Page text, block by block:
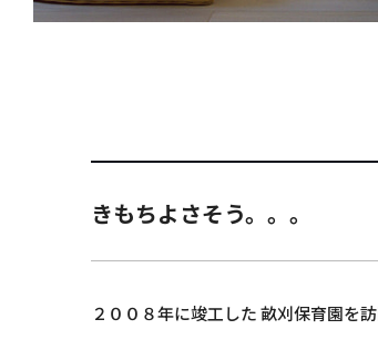
きもちよさそう。。。
２００８年に竣工した 畝刈保育園を